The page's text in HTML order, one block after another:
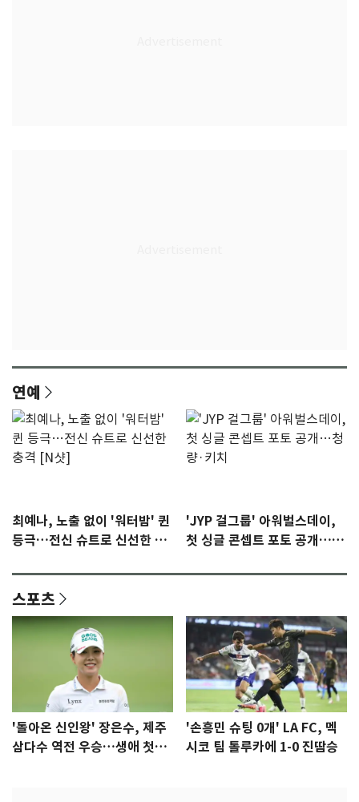
연예
최예나, 노출 없이 '워터밤' 퀸
등극…전신 슈트로 신선한 충
'JYP 걸그룹' 아워벌스데이,
첫 싱글 콘셉트 포토 공개…청
스포츠
'돌아온 신인왕' 장은수, 제주
삼다수 역전 우승…생애 첫승
'손흥민 슈팅 0개' LA FC, 멕
시코 팀 톨루카에 1-0 진땀승